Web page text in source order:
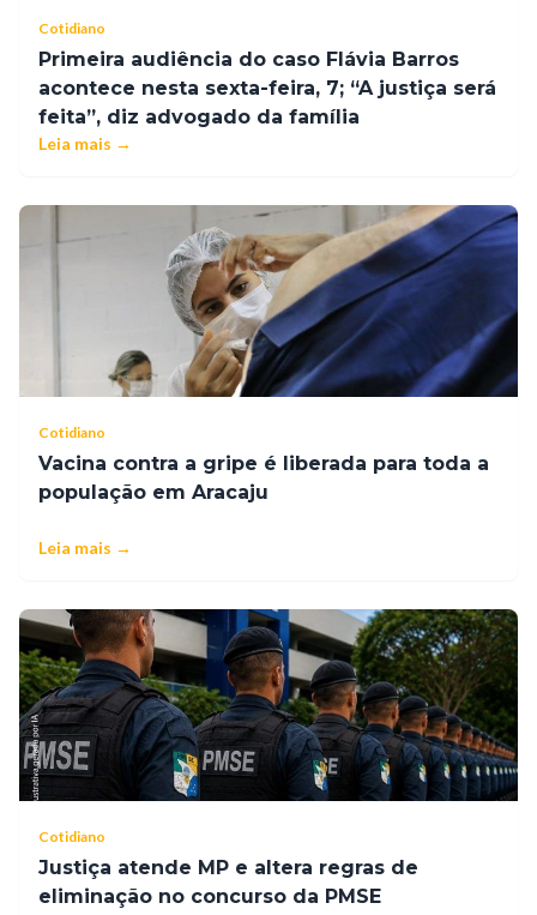
Cotidiano
Primeira audiência do caso Flávia Barros
acontece nesta sexta-feira, 7; “A justiça será
feita”, diz advogado da família
Leia mais →
Cotidiano
Vacina contra a gripe é liberada para toda a
população em Aracaju
Leia mais →
Cotidiano
Justiça atende MP e altera regras de
eliminação no concurso da PMSE